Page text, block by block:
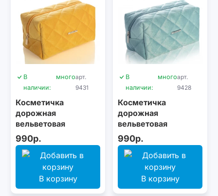
В
наличии:
многоарт.
9431
Косметичка
дорожная
вельветовая
Revyline, желтая
990р.
В корзину
В
наличии:
многоарт.
9428
Косметичка
дорожная
вельветовая
Revyline, голубая
990р.
В корзину